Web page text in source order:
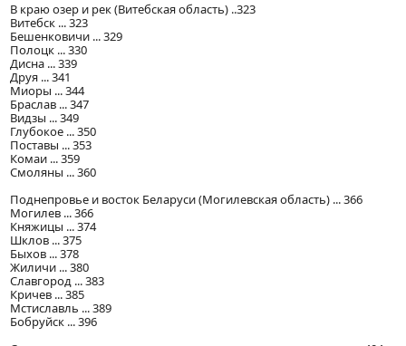
В краю озер и рек (Витебская область) ..323
Витебск ... 323
Бешенковичи ... 329
Полоцк ... 330
Дисна ... 339
Друя ... 341
Миоры ... 344
Браслав ... 347
Видзы ... 349
Глубокое ... 350
Поставы ... 353
Комаи ... 359
Смоляны ... 360
Поднепровье и восток Беларуси (Могилевская область) ... 366
Могилев ... 366
Княжицы ... 374
Шклов ... 375
Быхов ... 378
Жиличи ... 380
Славгород ... 383
Кричев ... 385
Мстиславль ... 389
Бобруйск ... 396